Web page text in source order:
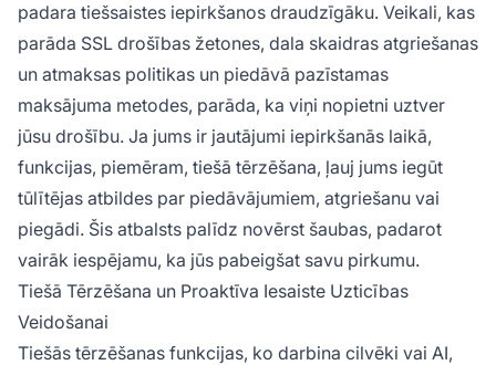
padara tiešsaistes iepirkšanos draudzīgāku. Veikali, kas
parāda SSL drošības žetones, dala skaidras atgriešanas
un atmaksas politikas un piedāvā pazīstamas
maksājuma metodes, parāda, ka viņi nopietni uztver
jūsu drošību. Ja jums ir jautājumi iepirkšanās laikā,
funkcijas, piemēram, tiešā tērzēšana, ļauj jums iegūt
tūlītējas atbildes par piedāvājumiem, atgriešanu vai
piegādi. Šis atbalsts palīdz novērst šaubas, padarot
vairāk iespējamu, ka jūs pabeigšat savu pirkumu.
Tiešā Tērzēšana un Proaktīva Iesaiste Uzticības
Veidošanai
Tiešās tērzēšanas funkcijas, ko darbina cilvēki vai AI,